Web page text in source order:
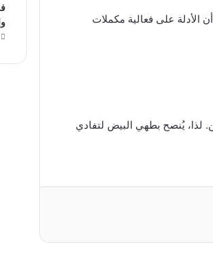
الأدلة على فعالية مكملات
لذا، يُنصح بطهي البيض لتفادي